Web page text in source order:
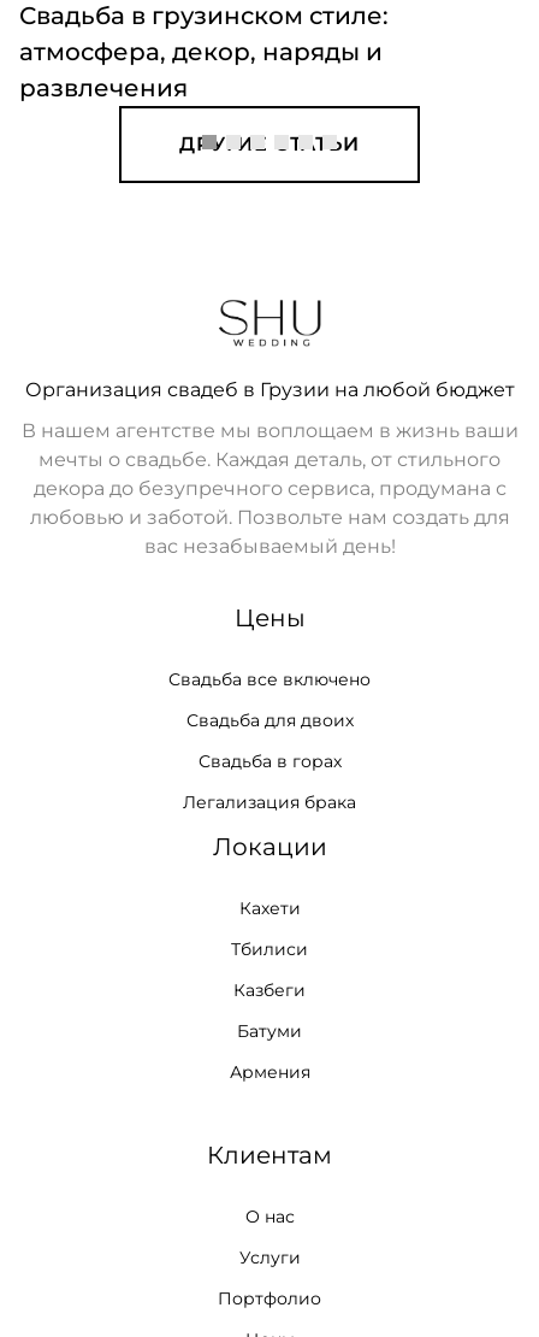
ДРУГИЕ СТАТЬИ
Свадьба в грузинском стиле:
атмосфера, декор, наряды и
развлечения
Организация свадеб в Грузии на любой бюджет
В нашем агентстве мы воплощаем в жизнь ваши
мечты о свадьбе. Каждая деталь, от стильного
декора до безупречного сервиса, продумана с
любовью и заботой. Позвольте нам создать для
вас незабываемый день!
Цены
Свадьба все включено
Свадьба для двоих
Свадьба в горах
Легализация брака
Локации
Кахети
Тбилиси
Казбеги
Батуми
Армения
Клиентам
О нас
Услуги
Портфолио